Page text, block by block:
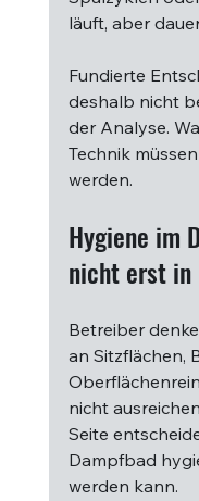
läuft, aber
Fundierte
deshalb nicht
der Analyse.
Technik
werden.
Hygiene im
nicht erst in
Betreiber
an Sitzflächen,
nicht
Seite
Dampfbad
werden kann.